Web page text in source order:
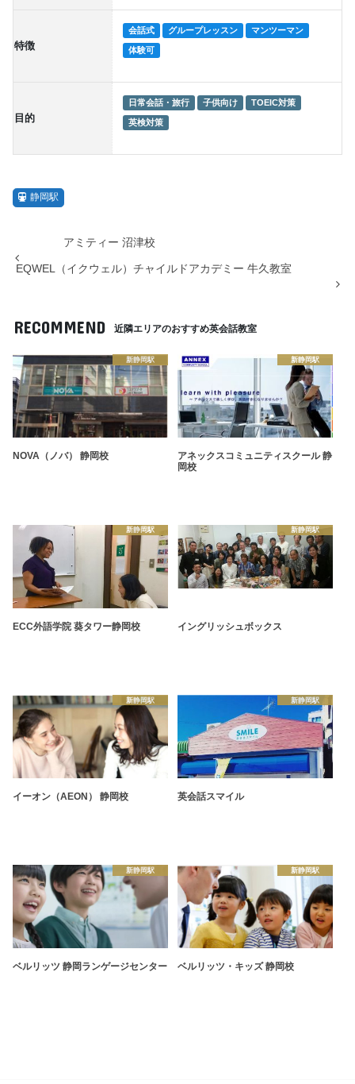
特徴
会話式 グループレッスン マンツーマン
体験可
目的
日常会話・旅行 子供向け TOEIC対策
英検対策
静岡駅
アミティー 沼津校
EQWEL（イクウェル）チャイルドアカデミー 牛久教室
RECOMMEND 近隣エリアのおすすめ英会話教室
新静岡駅
NOVA（ノバ） 静岡校
新静岡駅
アネックスコミュニティスクール 静
岡校
新静岡駅
ECC外語学院 葵タワー静岡校
新静岡駅
イングリッシュボックス
新静岡駅
イーオン（AEON） 静岡校
新静岡駅
英会話スマイル
新静岡駅
ベルリッツ 静岡ランゲージセンター
新静岡駅
ベルリッツ・キッズ 静岡校